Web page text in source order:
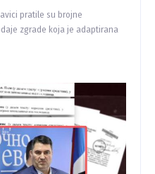
pratile su brojne
zgrade koja je adaptirana